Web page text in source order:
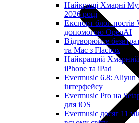
Найкращі Хмарні
2026 році
Експорт блог-
допомогою OpenAI
Відтворюйте
та Mac з Flacbox
Найкращий
iPhone та iPad
Evermusic 6.8: Aliyun
інтерфейсу
Evermusic Pro на
для iOS
Evermusic досяг 11